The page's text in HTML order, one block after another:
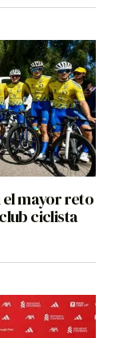
el mayor reto
ciclista